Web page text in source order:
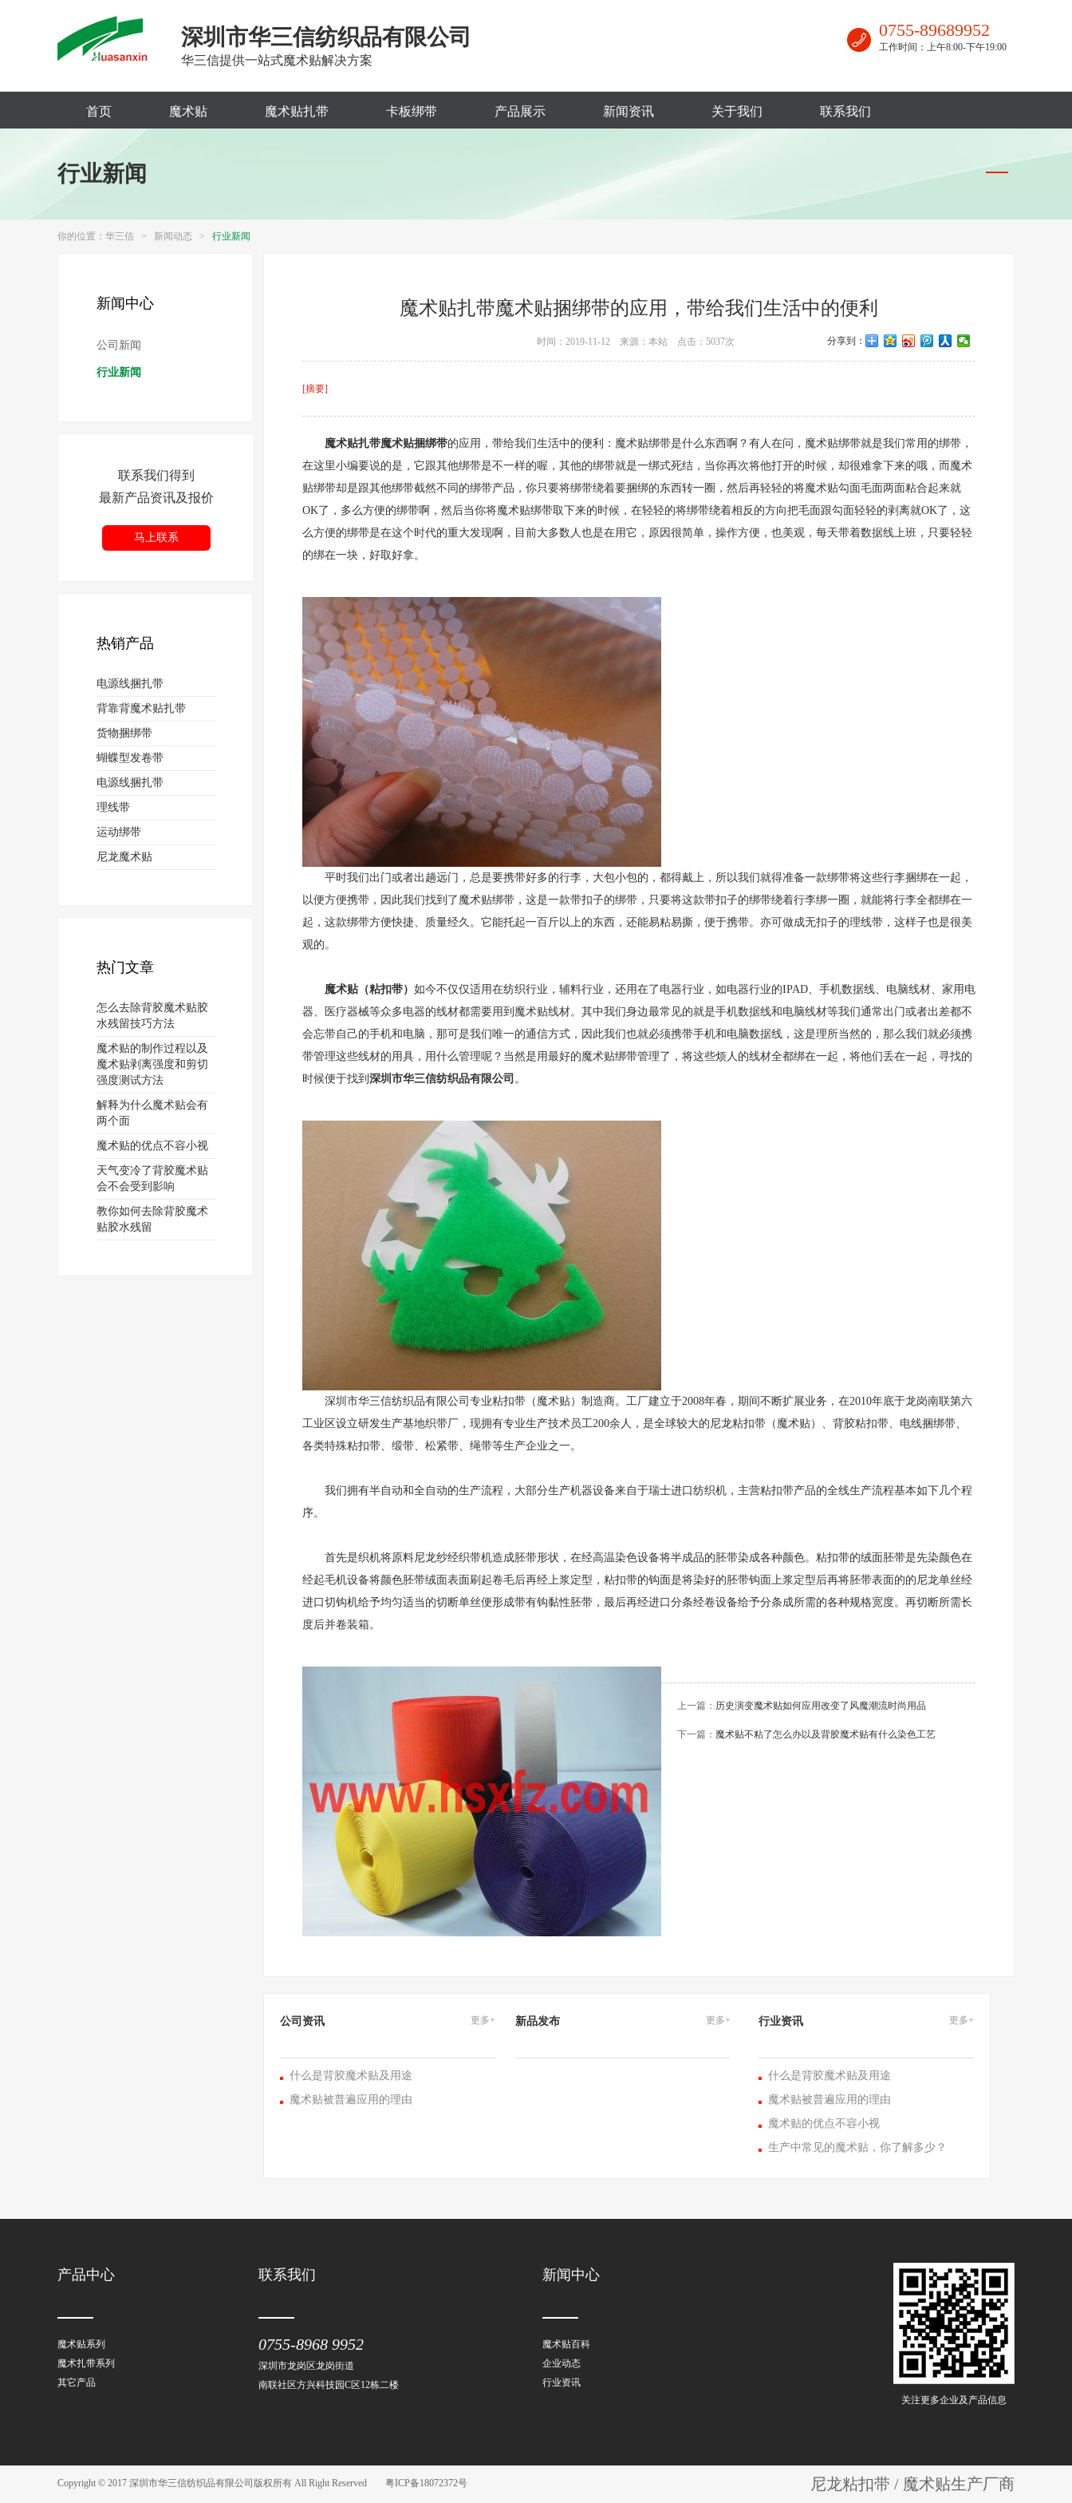
深圳市华三信纺织品有限公司
华三信提供一站式魔术贴解决方案
0755-89689952
工作时间：上午8:00-下午19:00
首页 魔术贴 魔术贴扎带 卡板绑带 产品展示 新闻资讯 关于我们 联系我们
行业新闻
你的位置： 华三信 > 新闻动态 > 行业新闻
新闻中心
公司新闻
行业新闻
联系我们得到
最新产品资讯及报价
马上联系
热销产品
电源线捆扎带
背靠背魔术贴扎带
货物捆绑带
蝴蝶型发卷带
电源线捆扎带
理线带
运动绑带
尼龙魔术贴
热门文章
怎么去除背胶魔术贴胶
水残留技巧方法
魔术贴的制作过程以及
魔术贴剥离强度和剪切
强度测试方法
解释为什么魔术贴会有
两个面
魔术贴的优点不容小视
天气变冷了背胶魔术贴
会不会受到影响
教你如何去除背胶魔术
贴胶水残留
魔术贴扎带魔术贴捆绑带的应用，带给我们生活中的便利
时间：2019-11-12 来源：本站 点击：5037次 分享到：
[摘要]
魔术贴扎带魔术贴捆绑带的应用，带给我们生活中的便利：魔术贴绑带是什么东西啊？有人在问，魔术贴绑带就是我们常用的绑带，
在这里小编要说的是，它跟其他绑带是不一样的喔，其他的绑带就是一绑式死结，当你再次将他打开的时候，却很难拿下来的哦，而魔术
贴绑带却是跟其他绑带截然不同的绑带产品，你只要将绑带绕着要捆绑的东西转一圈，然后再轻轻的将魔术贴勾面毛面两面粘合起来就
OK了，多么方便的绑带啊，然后当你将魔术贴绑带取下来的时候，在轻轻的将绑带绕着相反的方向把毛面跟勾面轻轻的剥离就OK了，这
么方便的绑带是在这个时代的重大发现啊，目前大多数人也是在用它，原因很简单，操作方便，也美观，每天带着数据线上班，只要轻轻
的绑在一块，好取好拿。
平时我们出门或者出趟远门，总是要携带好多的行李，大包小包的，都得戴上，所以我们就得准备一款绑带将这些行李捆绑在一起，
以便方便携带，因此我们找到了魔术贴绑带，这是一款带扣子的绑带，只要将这款带扣子的绑带绕着行李绑一圈，就能将行李全都绑在一
起，这款绑带方便快捷、质量经久。它能托起一百斤以上的东西，还能易粘易撕，便于携带。亦可做成无扣子的理线带，这样子也是很美
观的。
魔术贴（粘扣带） 如今不仅仅适用在纺织行业，辅料行业，还用在了电器行业，如电器行业的IPAD、手机数据线、电脑线材、家用电
器、医疗器械等众多电器的线材都需要用到魔术贴线材。其中我们身边最常见的就是手机数据线和电脑线材等我们通常出门或者出差都不
会忘带自己的手机和电脑，那可是我们唯一的通信方式，因此我们也就必须携带手机和电脑数据线，这是理所当然的，那么我们就必须携
带管理这些线材的用具，用什么管理呢？当然是用最好的魔术贴绑带管理了，将这些烦人的线材全都绑在一起，将他们丢在一起，寻找的
时候便于找到 深圳市华三信纺织品有限公司 。
深圳市华三信纺织品有限公司专业粘扣带（魔术贴）制造商。工厂建立于2008年春，期间不断扩展业务，在2010年底于龙岗南联第六
工业区设立研发生产基地织带厂，现拥有专业生产技术员工200余人，是全球较大的尼龙粘扣带（魔术贴）、背胶粘扣带、电线捆绑带、
各类特殊粘扣带、缎带、松紧带、绳带等生产企业之一。
我们拥有半自动和全自动的生产流程，大部分生产机器设备来自于瑞士进口纺织机，主营粘扣带产品的全线生产流程基本如下几个程
序。
首先是织机将原料尼龙纱经织带机造成胚带形状，在经高温染色设备将半成品的胚带染成各种颜色。粘扣带的绒面胚带是先染颜色在
经起毛机设备将颜色胚带绒面表面刷起卷毛后再经上浆定型，粘扣带的钩面是将染好的胚带钩面上浆定型后再将胚带表面的的尼龙单丝经
进口切钩机给予均匀适当的切断单丝便形成带有钩黏性胚带，最后再经进口分条经卷设备给予分条成所需的各种规格宽度。再切断所需长
度后并卷装箱。
上一篇： 历史演变魔术贴如何应用改变了风魔潮流时尚用品
下一篇： 魔术贴不粘了怎么办以及背胶魔术贴有什么染色工艺
公司资讯 更多+
什么是背胶魔术贴及用途
魔术贴被普遍应用的理由
新品发布 更多+ 行业资讯 更多+
什么是背胶魔术贴及用途
魔术贴被普遍应用的理由
魔术贴的优点不容小视
生产中常见的魔术贴，你了解多少？
产品中心
魔术贴系列
魔术扎带系列
其它产品
联系我们
0755-8968 9952
深圳市龙岗区龙岗街道
南联社区方兴科技园C区12栋二楼
新闻中心
魔术贴百科
企业动态
行业资讯
关注更多企业及产品信息
Copyright © 2017 深圳市华三信纺织品有限公司版权所有 All Right Reserved 粤ICP备18072372号 尼龙粘扣带 / 魔术贴生产厂商